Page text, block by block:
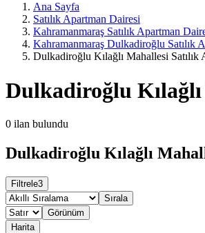
Ana Sayfa
Satılık Apartman Dairesi
Kahramanmaraş Satılık Apartman
Kahramanmaraş Dulkadiroğlu Satılık
Dulkadiroğlu Kılağlı Mahallesi Satılık
Dulkadiroğlu
0 ilan bulundu
Dulkadiroğlu Kılağlı
Filtrele3
Sırala
Görünüm
Harita